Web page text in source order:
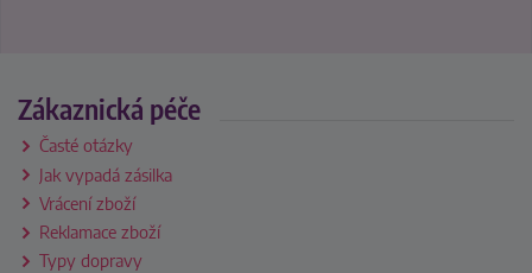
Zákaznická péče
Časté otázky
Jak vypadá zásilka
Vrácení zboží
Reklamace zboží
Typy dopravy